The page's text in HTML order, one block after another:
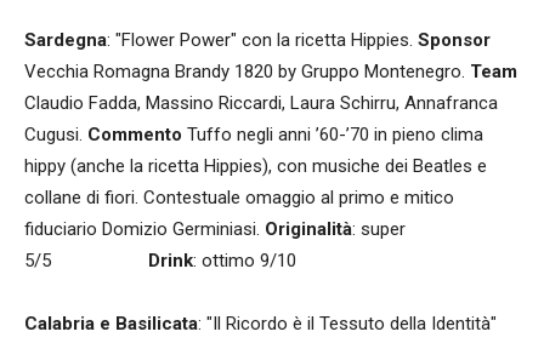
Sardegna: "Flower Power" con la ricetta Hippies. Sponsor
Vecchia Romagna Brandy 1820 by Gruppo Montenegro. Team
Claudio Fadda, Massino Riccardi, Laura Schirru, Annafranca
Cugusi. Commento Tuffo negli anni ’60-’70 in pieno clima
hippy (anche la ricetta Hippies), con musiche dei Beatles e
collane di fiori. Contestuale omaggio al primo e mitico
fiduciario Domizio Germiniasi. Originalità: super
5/5 Drink: ottimo 9/10
Calabria e Basilicata: "Il Ricordo è il Tessuto della Identità"